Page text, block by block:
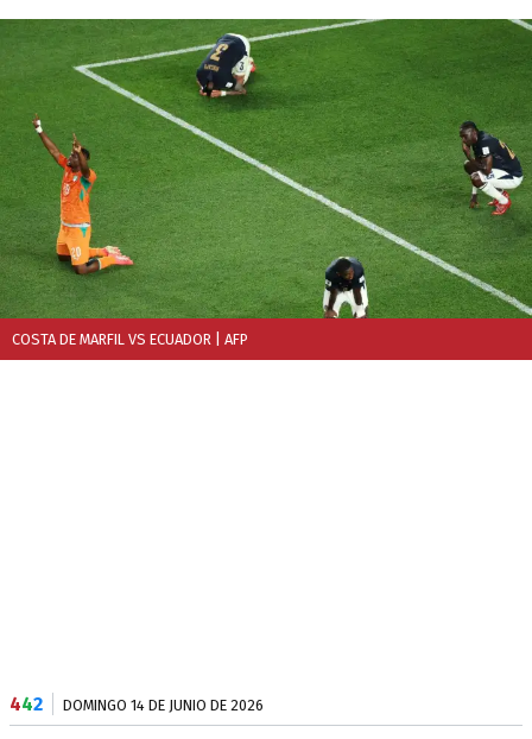
COSTA DE MARFIL VS ECUADOR | AFP
442 DOMINGO 14 DE JUNIO DE 2026